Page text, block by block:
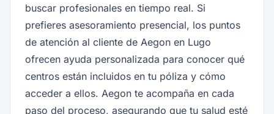
buscar profesionales en tiempo real. Si
prefieres asesoramiento presencial, los puntos
de atención al cliente de Aegon en Lugo
ofrecen ayuda personalizada para conocer qué
centros están incluidos en tu póliza y cómo
acceder a ellos. Aegon te acompaña en cada
paso del proceso, asegurando que tu salud esté